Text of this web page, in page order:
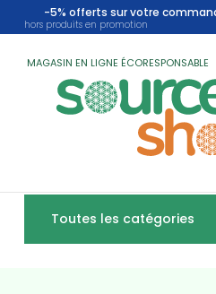
-5% offerts sur votre
hors produits en promotion
MAGASIN EN LIGNE ÉCORESPONSABLE
Toutes les catégories